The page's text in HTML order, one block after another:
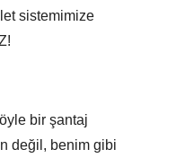
sistemimize
bir şantaj
değil, benim gibi